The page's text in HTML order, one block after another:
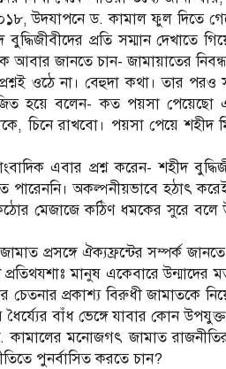
উদযাপনে ড. কামাল ফুল দিতে
প্রতি সম্মান দেখাতে
আবার জানতে চান- জামায়াতের
ওঠে না। বেহুদা কথা। তার পর‌ও
হয়ে বলেন- কত পয়সা পেয়েছো
চিনে রাখবো। পয়সা পেয়ে শহীদ
এবার প্রশ্ন করেন- শহীদ
পারেননি। অকল্পনীয়ভাবে হঠাৎ
মেজাজে কঠিণ ধমকের সুরে
প্রসঙ্গে ঐক্যফ্রন্টের সম্পর্ক
মানুষ একেবারে উন্মাদের মত
চেতনার প্রকাশ্য বিরুধী
ধৈর্য্যের বাঁধ ভেঙ্গে যাবার কোন
কামালের মনোজগৎ জামাত
পুনর্বাসিত করতে চান?